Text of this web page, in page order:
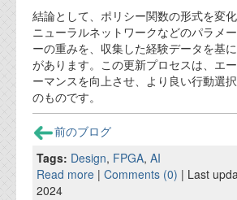
結論として、ポリシー関数の形式を変化
ニューラルネットワークなどのパラメ
ーの重みを、収集した経験データを基
があります。この更新プロセスは、エ
ーマンスを向上させ、より良い行動選
のものです。
前のブログ
Tags: Design, FPGA, AI
Read more | Comments (0) | Last
2024